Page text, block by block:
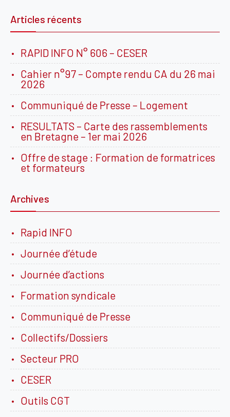
Articles récents
RAPID INFO N° 606 – CESER
Cahier n°97 – Compte rendu CA du 26 mai
2026
Communiqué de Presse – Logement
RESULTATS – Carte des rassemblements
en Bretagne – 1er mai 2026
Offre de stage : Formation de formatrices
et formateurs
Archives
Rapid INFO
Journée d’étude
Journée d’actions
Formation syndicale
Communiqué de Presse
Collectifs/Dossiers
Secteur PRO
CESER
Outils CGT